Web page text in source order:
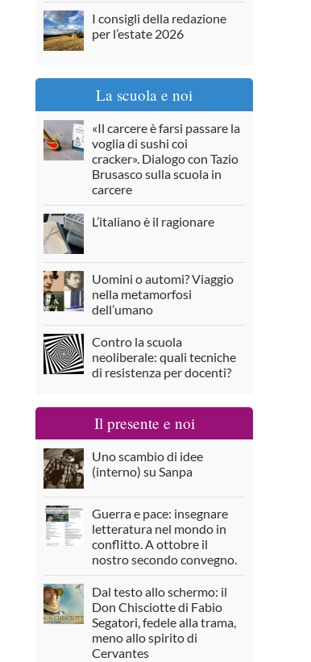
I consigli della redazione
per l’estate 2026
La scuola e noi
«Il carcere è farsi passare la
voglia di sushi coi
cracker». Dialogo con Tazio
Brusasco sulla scuola in
carcere
L’italiano è il ragionare
Uomini o automi? Viaggio
nella metamorfosi
dell’umano
Contro la scuola
neoliberale: quali tecniche
di resistenza per docenti?
Il presente e noi
Uno scambio di idee
(interno) su Sanpa
Guerra e pace: insegnare
letteratura nel mondo in
conflitto. A ottobre il
nostro secondo convegno.
Dal testo allo schermo: il
Don Chisciotte di Fabio
Segatori, fedele alla trama,
meno allo spirito di
Cervantes